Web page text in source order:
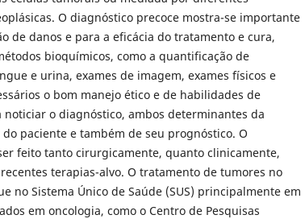
O diagnóstico precoce mostra-se importante
de danos e para a eficácia do tratamento e cura,
bioquímicos, como a quantificação de
e urina, exames de imagem, exames físicos e
o bom manejo ético e de habilidades de
noticiar o diagnóstico, ambos determinantes da
paciente e também de seu prognóstico. O
feito tanto cirurgicamente, quanto clinicamente,
terapias-alvo. O tratamento de tumores no
no Sistema Único de Saúde (SUS) principalmente em
em oncologia, como o Centro de Pesquisas